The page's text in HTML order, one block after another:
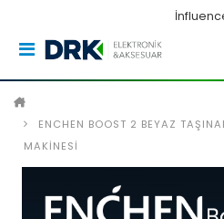
ENCHEN BOOST 2 BEYAZ
MAKINESI